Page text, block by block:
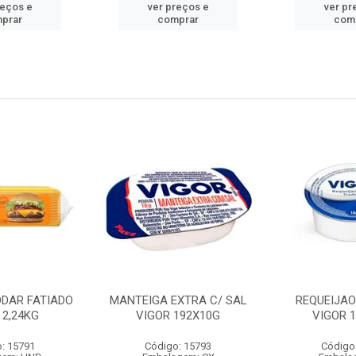
e
ver preços e
comprar
ver
FATIADO
15791
MANTEIGA EXTRA C/ SAL
VIGOR 192X10G
Código: 15793
VIGOR